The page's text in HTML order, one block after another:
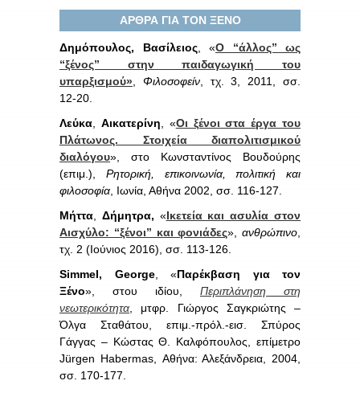
ΑΡΘΡΑ ΓΙΑ ΤΟΝ ΞΕΝΟ
Δημόπουλος, Βασίλειος, «Ο “άλλος” ως
“ξένος” στην παιδαγωγική του
υπαρξισμού»
Φιλοσοφείν, τχ. 3, 2011, σσ.
12-20.
Λεύκα
Αικατερίνη , «Οι ξένοι στα έργα του
Πλάτωνος. Στοιχεία διαπολιτισμικού
διαλόγου», στο Κωνσταντίνος Βουδούρης
(επιμ.), Ρητορική, επικοινωνία, πολιτική και
φιλοσοφία , Ιωνία, Αθήνα 2002, σσ. 116-127.
Μήττα
Δήμητρα, «Ικετεία και ασυλία στον
Αισχύλο: “ξένοι” και φονιάδες», ανθρώπινο
τχ. 2 (Ιούνιος 2016), σσ. 113-126.
Simmel, George, «Παρέκβαση για τον
Ξένο», στου ιδίου, Περιπλάνηση στη
νεωτερικότητα , μτφρ. Γιώργος Σαγκριώτης –
Όλγα Σταθάτου, επιμ.-πρόλ.-εισ. Σπύρος
Γάγγας – Κώστας Θ. Καλφόπουλος, επίμετρο
Jürgen Habermas, Αθήνα: Αλεξάνδρεια, 2004,
σσ. 170-177.